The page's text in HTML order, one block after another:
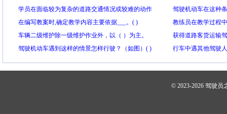
也相应增加。
学员在面临较为复杂的道路交通情况或较难的动作
练习时也会紧张，一旦熟悉后，紧张状态较易消
除。
驾驶机动车在这种
在编写教案时,确定教学内容主要依据___。( )
教练员在教学过程
就能培养出合格的
车辆二级维护除一级维护作业外，以（ ）为主。
获得道路客货运输
的，可以从事（ ）
驾驶机动车遇到这样的情景怎样行驶？（如图）( )
行车中遇其他驾驶
）
© 2023-2026 驾驶员